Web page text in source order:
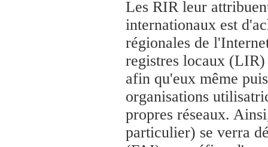
Les RIR leur
internationaux est
régionales de
registres locaux (LIR)
afin qu'eux même
organisations
propres réseaux.
particulier) se verra